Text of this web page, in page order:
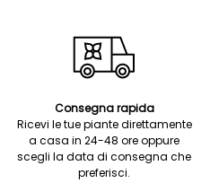
Consegna rapida
Ricevi le tue piante direttamente
a casa in 24-48 ore oppure
scegli la data di consegna che
preferisci.